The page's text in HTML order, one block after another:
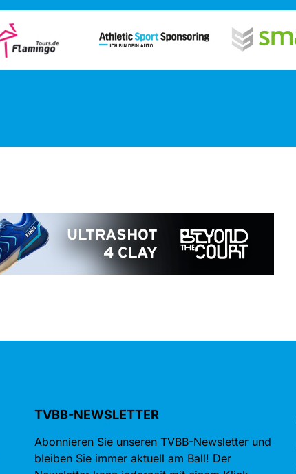
TVBB-NEWSLETTER
Abonnieren Sie unseren TVBB-Newsletter und
bleiben Sie immer aktuell am Ball! Der